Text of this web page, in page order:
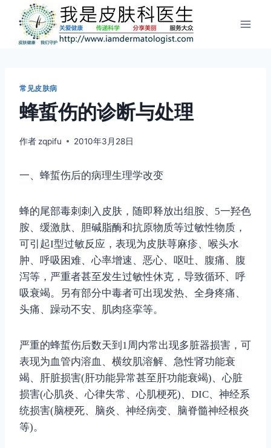
常见皮肤病
蜂蜇伤的诊断与处理
作者 zqpifu 2010年3月28日
一、蜂蜇伤后的病理生理学改变
蜂的尾部毒刺刺入皮肤，随即释放出组胺、 5一羟色
胺、缓激肽、胆碱脂酶和抗原物质等过敏性物质，
可引起I型过敏反应，表现为皮肤荨麻疹、喉头水
肿、呼吸困难、心率增速、恶心、呕吐、腹痛、腹
泻等，严重者甚至发生过敏性休克，导致循环、呼
吸衰竭。另有部分中毒者可出现发热、全身疼痛、
头痛、躁动不安、肌肉痉挛等。
严重的蜂蜇伤后数天到1 周内常出现多脏器损害，可
表现为血管内溶血、横纹肌溶解、急性肾功能衰
竭、肝脏损害(肝功能异常甚至肝功能衰竭)、心脏
损害(心肌炎、心律失常、心肌梗死)、 DIC、神经系
统损害( 脑梗死、脑炎、神经病变、脑脊髓神经根炎
等)。